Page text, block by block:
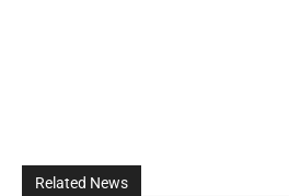
Related News